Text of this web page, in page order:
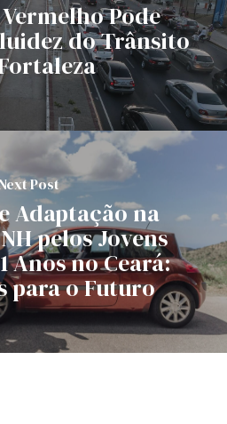
Pode
do Trânsito
Post
Adaptação na
pelos Jovens
Anos no Ceará:
para o Futuro